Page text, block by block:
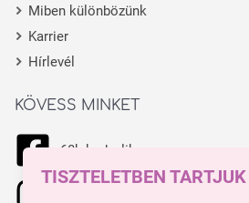
Miben különbözünk
Karrier
Hírlevél
KÖVESS MINKET
68k kedvelik
TISZTELETBEN